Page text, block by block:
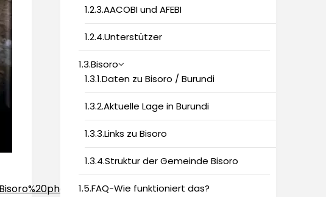
1.2.3.AACOBI und AFEBI
1.2.4.Unterstützer
1.3.Bisoro
1.3.1.Daten zu Bisoro / Burundi
1.3.2.Aktuelle Lage in Burundi
1.3.3.Links zu Bisoro
1.3.4.Struktur der Gemeinde Bisoro
1.5.FAQ-Wie funktioniert das?